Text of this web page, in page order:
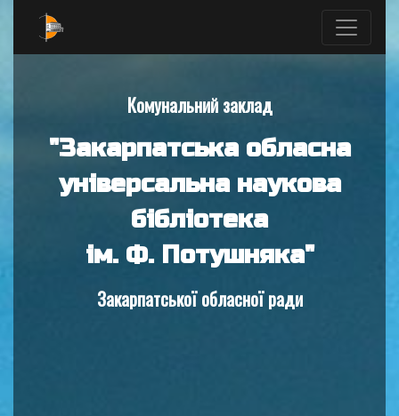
Комунальний заклад
"Закарпатська обласна
універсальна наукова
бібліотека
ім. Ф. Потушняка"
Закарпатської обласної ради